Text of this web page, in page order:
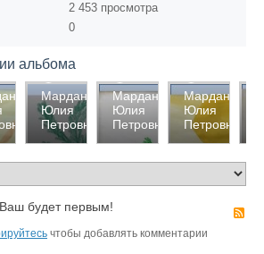
2 453 просмотра
0
альбома
2439
0
0
Марданова
Юлия
Петровна
2364
0
0
Марданова
Юлия
Петровна
2614
0
1
Марданова
Юлия
Петровна
будет первым!
чтобы добавлять комментарии